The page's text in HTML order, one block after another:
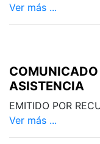
Ver más ...
COMUNICADO
ASISTENCIA
EMITIDO POR
Ver más ...